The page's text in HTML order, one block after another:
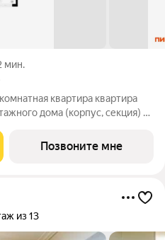
мин.
квартира квартира
дома (корпус, секция) в
Крюково». 3 минуты на
Позвоните мне
из 13